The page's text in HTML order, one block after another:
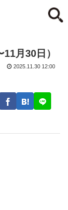
月30日）
2025.11.30 12:00